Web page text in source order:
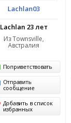
Lachlan03
Lachlan 23 лет
Из Townsville,
Австралия
Поприветствовать
Отправить
сообщение
Добавить в список
избранных